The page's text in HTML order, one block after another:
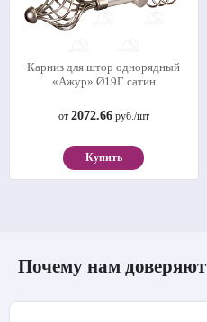
Карниз для штор однорядный
«Ажур» Ø19Г сатин
от 2072.66руб./шт
Купить
Почему нам доверяют